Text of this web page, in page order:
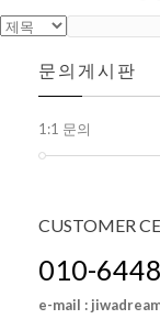
문의게시판
1:1 문의
CUSTOMER
010-
e-mail :